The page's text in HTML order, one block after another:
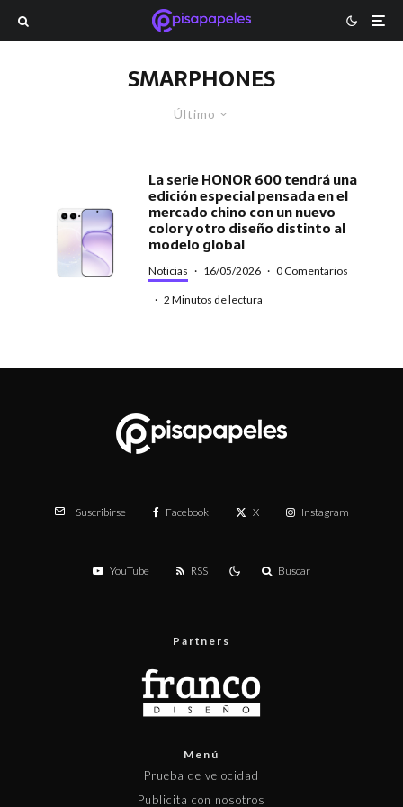
SMARPHONES
Último
La serie HONOR 600 tendrá una
edición especial pensada en el
mercado chino con un nuevo
color y otro diseño distinto al
modelo global
Noticias · 16/05/2026 · 0 Comentarios
· 2 Minutos de lectura
Suscribirse Facebook X Instagram
YouTube RSS Buscar
Partners
Menú
Prueba de velocidad
Publicita con nosotros